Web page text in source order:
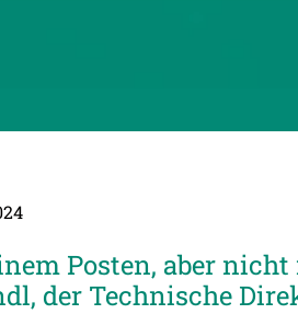
Posten, aber
der Technische